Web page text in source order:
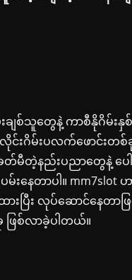
းချစ်သူတွေနဲ့ ကာစီနိုဂိမ်း
ဂိမ်းပလက်ဖောင်းတစ်ခု
မီတဲ့နည်းပညာတွေနဲ့ ပေါ
ေတာပါ။ mm7slot
းပြီး လုပ်ဆောင်နေတာဖ
ြစ်လာခဲ့ပါတယ်။